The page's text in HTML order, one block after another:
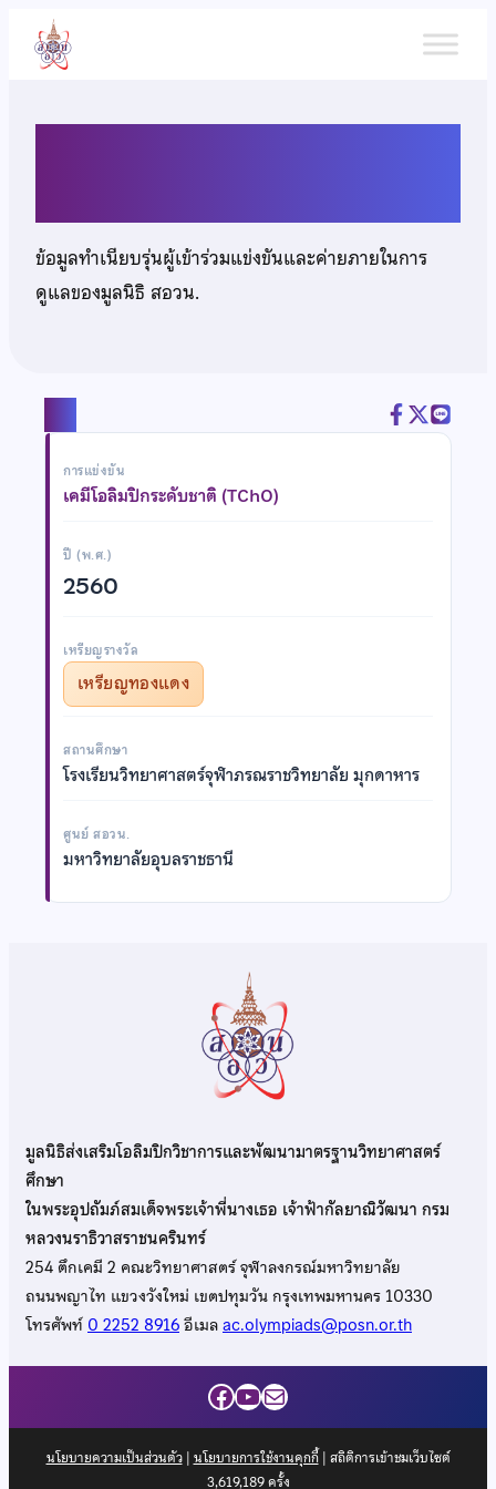
เนื้อหา
ข้อมูลทำเนียบรุ่นผู้เข้าร่วมแข่งขันและค่ายภายในการ
ดูแลของมูลนิธิ สอวน.
การแข่งขัน
เคมีโอลิมปิกระดับชาติ (TChO)
ปี (พ.ศ.)
2560
เหรียญรางวัล
เหรียญทองแดง
สถานศึกษา
โรงเรียนวิทยาศาสตร์จุฬาภรณราชวิทยาลัย มุกดาหาร
ศูนย์ สอวน.
มหาวิทยาลัยอุบลราชธานี
มูลนิธิส่งเสริมโอลิมปิกวิชาการและพัฒนามาตรฐานวิทยาศาสตร์
ศึกษา
ในพระอุปถัมภ์สมเด็จพระเจ้าพี่นางเธอ เจ้าฟ้ากัลยาณิวัฒนา กรม
หลวงนราธิวาสราชนครินทร์
254 ตึกเคมี 2 คณะวิทยาศาสตร์ จุฬาลงกรณ์มหาวิทยาลัย
ถนนพญาไท แขวงวังใหม่ เขตปทุมวัน กรุงเทพมหานคร 10330
โทรศัพท์0 2252 8916อีเมลac.olympiads@posn.or.th
Facebook
YouTube
Mail
นโยบายความเป็นส่วนตัว| นโยบายการใช้งานคุกกี้| สถิติการเข้าชมเว็บไซต์
3,619,189ครั้ง